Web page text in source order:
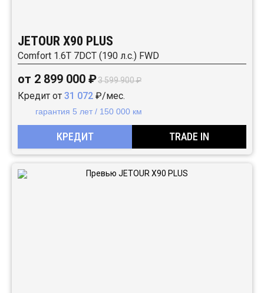
JETOUR X90 PLUS
Comfort 1.6T 7DCT (190 л.с.) FWD
от 2 899 000 ₽3 599 900 ₽
Кредит от 31 072 ₽/мес.
гарантия 5 лет / 150 000 км
КРЕДИТ TRADE IN